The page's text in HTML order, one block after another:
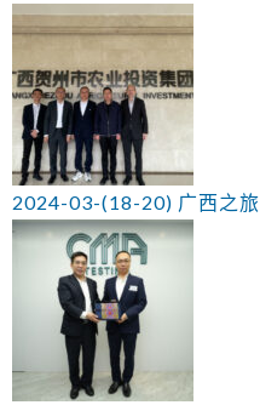
2024-03-(18-20) 广西之旅